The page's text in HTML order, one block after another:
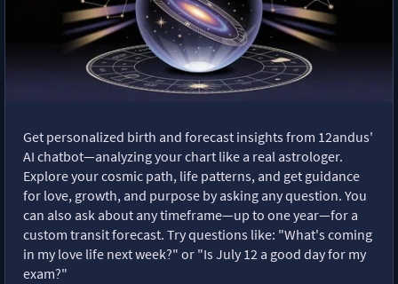
Get personalized birth and forecast insights from 12andus'
AI chatbot—analyzing your chart like a real astrologer.
Explore your cosmic path, life patterns, and get guidance
for love, growth, and purpose by asking any question. You
can also ask about any timeframe—up to one year—for a
custom transit forecast. Try questions like: "What's coming
in my love life next week?" or "Is July 12 a good day for my
exam?"